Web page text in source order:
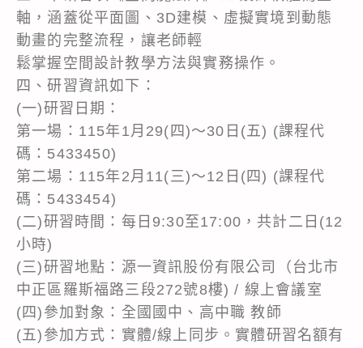
軸，涵蓋從平面圖、3D建模、虛擬實境到動態
動畫的完整流程，讓老師輕
鬆掌握空間設計教學方法與實務操作。
四、研習資訊如下：
(一)研習日期：
第一場：115年1月29(四)～30日(五) (課程代
碼：5433450)
第二場：115年2月11(三)～12日(四) (課程代
碼：5433454)
(二)研習時間：每日9:30至17:00，共計二日(12
小時)
(三)研習地點：源一資訊股份有限公司（台北市
中正區羅斯福路三段272號8樓) / 線上會議室
(四)參加對象：全國國中、高中職 教師
(五)參加方式：實體/線上同步。實體研習名額有